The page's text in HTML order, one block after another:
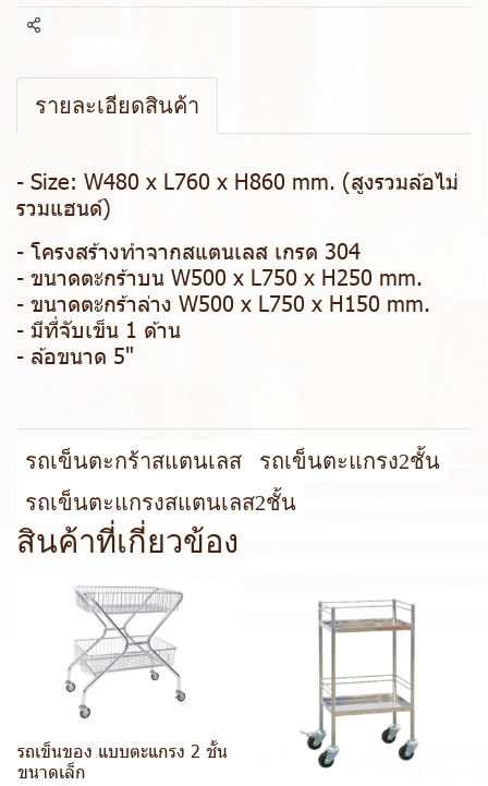
แชร์
รายละเอียดสินค้า
- Size: W480 x L760 x H860 mm. (สูงรวมล้อไม่
รวมแฮนด์)
- โครงสร้างทำจากสแตนเลส เกรด 304
- ขนาดตะกร้าบน W500 x L750 x H250 mm.
- ขนาดตะกร้าล่าง W500 x L750 x H150 mm.
- มีที่จับเข็น 1 ด้าน
- ล้อขนาด 5"
รถเข็นตะกร้าสแตนเลส
รถเข็นตะแกรง2ชั้น
รถเข็นตะแกรงสแตนเลส2ชั้น
สินค้าที่เกี่ยวข้อง
รถเข็นของ แบบตะแกรง 2 ชั้น
ขนาดเล็ก